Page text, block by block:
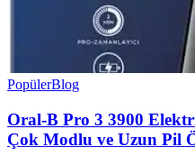
PopülerBlog
Oral-B Pro 3 3900
Çok Modlu ve Uzun Pil